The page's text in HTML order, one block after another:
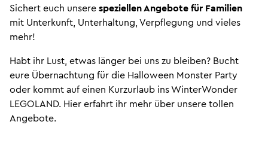
Sichert euch unsere speziellen Angebote für Familien
mit Unterkunft, Unterhaltung, Verpflegung und vieles
mehr!
Habt ihr Lust, etwas länger bei uns zu bleiben? Bucht
eure Übernachtung für die Halloween Monster Party
oder kommt auf einen Kurzurlaub ins WinterWonder
LEGOLAND. Hier erfahrt ihr mehr über unsere tollen
Angebote.